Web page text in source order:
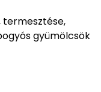
termesztése,
gyümölcsök